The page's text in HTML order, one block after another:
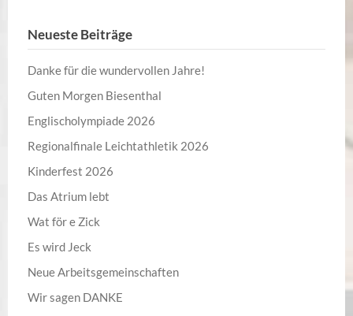
Neueste Beiträge
Danke für die wundervollen Jahre!
Guten Morgen Biesenthal
Englischolympiade 2026
Regionalfinale Leichtathletik 2026
Kinderfest 2026
Das Atrium lebt
Wat för e Zick
Es wird Jeck
Neue Arbeitsgemeinschaften
Wir sagen DANKE